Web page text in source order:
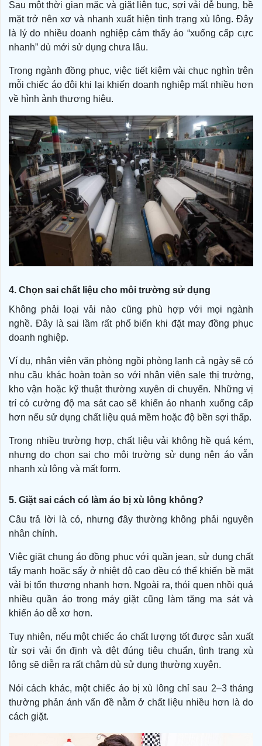
Sau một thời gian mặc và giặt liên tục, sợi vải dễ bung, bề
mặt trở nên xơ và nhanh xuất hiện tình trạng xù lông. Đây
là lý do nhiều doanh nghiệp cảm thấy áo “xuống cấp cực
nhanh” dù mới sử dụng chưa lâu.
Trong ngành đồng phục, việc tiết kiệm vài chục nghìn trên
mỗi chiếc áo đôi khi lại khiến doanh nghiệp mất nhiều hơn
về hình ảnh thương hiệu.
4. Chọn sai chất liệu cho môi trường sử dụng
Không phải loại vải nào cũng phù hợp với mọi ngành
nghề. Đây là sai lầm rất phổ biến khi đặt may đồng phục
doanh nghiệp.
Ví dụ, nhân viên văn phòng ngồi phòng lạnh cả ngày sẽ có
nhu cầu khác hoàn toàn so với nhân viên sale thị trường,
kho vận hoặc kỹ thuật thường xuyên di chuyển. Những vị
trí có cường độ ma sát cao sẽ khiến áo nhanh xuống cấp
hơn nếu sử dụng chất liệu quá mềm hoặc độ bền sợi thấp.
Trong nhiều trường hợp, chất liệu vải không hề quá kém,
nhưng do chọn sai cho môi trường sử dụng nên áo vẫn
nhanh xù lông và mất form.
5. Giặt sai cách có làm áo bị xù lông không?
Câu trả lời là có, nhưng đây thường không phải nguyên
nhân chính.
Việc giặt chung áo đồng phục với quần jean, sử dụng chất
tẩy mạnh hoặc sấy ở nhiệt độ cao đều có thể khiến bề mặt
vải bị tổn thương nhanh hơn. Ngoài ra, thói quen nhồi quá
nhiều quần áo trong máy giặt cũng làm tăng ma sát và
khiến áo dễ xơ hơn.
Tuy nhiên, nếu một chiếc áo chất lượng tốt được sản xuất
từ sợi vải ổn định và dệt đúng tiêu chuẩn, tình trạng xù
lông sẽ diễn ra rất chậm dù sử dụng thường xuyên.
Nói cách khác, một chiếc áo bị xù lông chỉ sau 2–3 tháng
thường phản ánh vấn đề nằm ở chất liệu nhiều hơn là do
cách giặt.